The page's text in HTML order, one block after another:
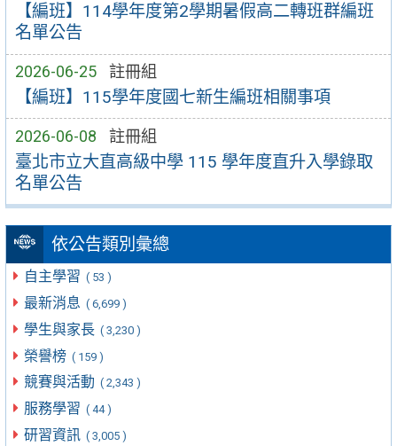
【編班】114學年度第2學期暑假高二轉班群編班
名單公告
2026-06-25 註冊組
【編班】115學年度國七新生編班相關事項
2026-06-08 註冊組
臺北市立大直高級中學 115 學年度直升入學錄取
名單公告
依公告類別彙總
自主學習 ( 53 )
最新消息 ( 6,699 )
學生與家長 ( 3,230 )
榮譽榜 ( 159 )
競賽與活動 ( 2,343 )
服務學習 ( 44 )
研習資訊 ( 3,005 )